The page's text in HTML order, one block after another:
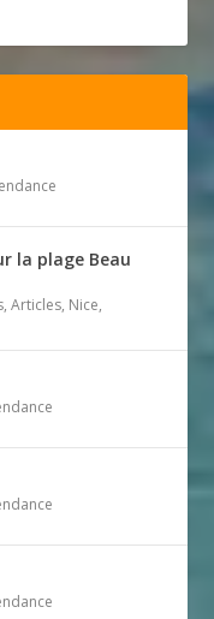
la plage Beau
,Articles, Nice,